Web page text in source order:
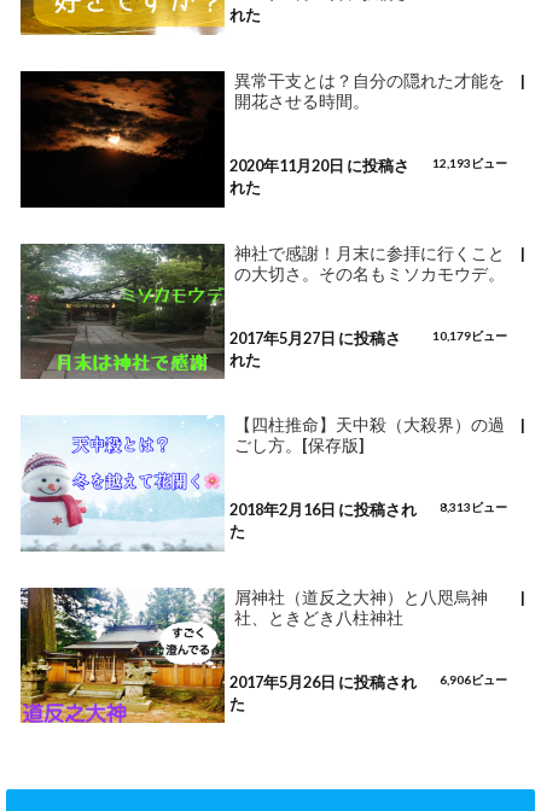
れた
異常干支とは？自分の隠れた才能を
開花させる時間。
12,193ビュー
|
2020年11月20日 に投稿さ
れた
神社で感謝！月末に参拝に行くこと
の大切さ。その名もミソカモウデ。
10,179ビュー
|
2017年5月27日 に投稿さ
れた
【四柱推命】天中殺（大殺界）の過
ごし方。[保存版]
8,313ビュー
|
2018年2月16日 に投稿され
た
屑神社（道反之大神）と八咫烏神
社、ときどき八柱神社
6,906ビュー
|
2017年5月26日 に投稿され
た